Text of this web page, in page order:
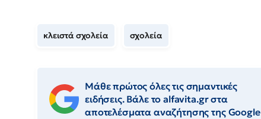
κλειστά σχολεία σχολεία
Μάθε πρώτος όλες τις σημαντικές
ειδήσεις. Βάλε το alfavita.gr στα
αποτελέσματα αναζήτησης της Google